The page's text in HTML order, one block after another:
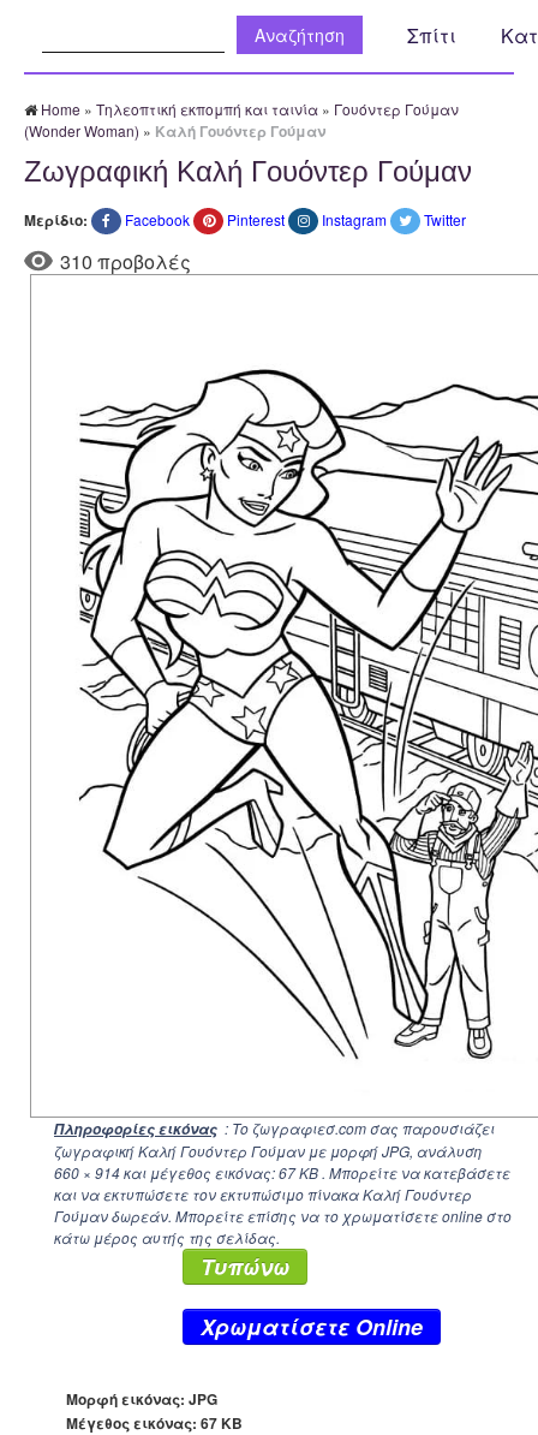
Σπίτι
Home » Τηλεοπτική εκπομπή και ταινία » Γουόντερ Γούμαν
(Wonder Woman) » Καλή Γουόντερ Γούμαν
Ζωγραφική Καλή Γουόντερ Γούμαν
Μερίδιο: Facebook Pinterest Instagram Twitter
310 προβολές
Πληροφορίες εικόνας : Το ζωγραφιεσ.com σας παρουσιάζει
ζωγραφική Καλή Γουόντερ Γούμαν με μορφή JPG, ανάλυση
660 × 914και μέγεθος εικόνας: 67 KB . Μπορείτε να κατεβάσετε
και να εκτυπώσετε τον εκτυπώσιμο πίνακα Καλή Γουόντερ
Γούμαν δωρεάν. Μπορείτε επίσης να το χρωματίσετε online στο
κάτω μέρος αυτής της σελίδας.
Τυπώνω
Xρωματίσετε Online
Μορφή εικόνας: JPG
Μέγεθος εικόνας: 67 KB